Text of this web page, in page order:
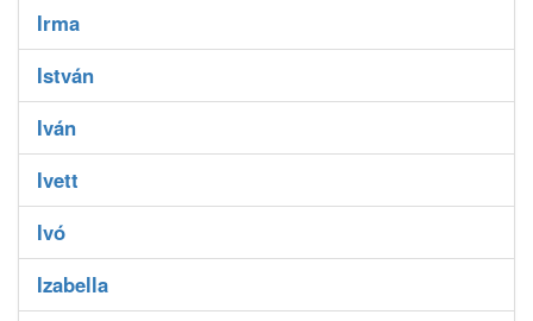
Irma
István
Iván
Ivett
Ivó
Izabella